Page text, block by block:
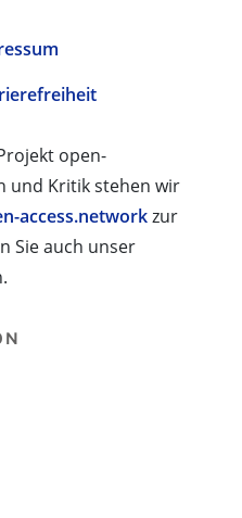
open-
und Kritik stehen wir
access.networkzur
Sie auch unser